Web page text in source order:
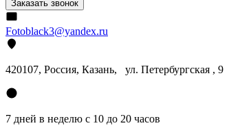
Заказать звонок
Fotoblack3@yandex.ru
420107, Россия, Казань, ул. Петербургская , 9
7 дней в неделю с 10 до 20 часов